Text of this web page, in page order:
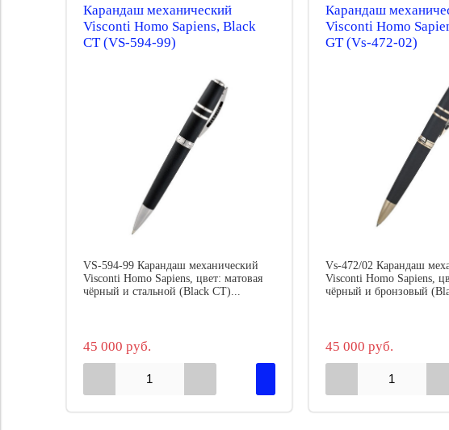
Карандаш механический
Visconti Homo Sapiens, Black
CT (VS-594-99)
VS-594-99 Карандаш механический
Visconti Homo Sapiens, цвет: матовая
чёрный и стальной (Black CT)...
45 000 руб.
Карандаш
Visconti Homo
GT (Vs-472-02)
Vs-472/02 Карандаш
Visconti Homo Sapiens,
чёрный и бронзовый
45 000 руб.